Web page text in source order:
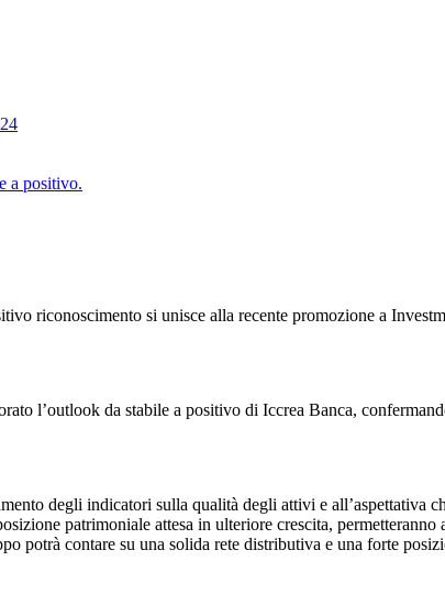
a positivo.
riconoscimento si unisce alla recente promozione a
l’outlook da stabile a positivo di Iccrea Banca,
degli indicatori sulla qualità degli attivi e
patrimoniale attesa in ulteriore crescita,
potrà contare su una solida rete distributiva e una forte